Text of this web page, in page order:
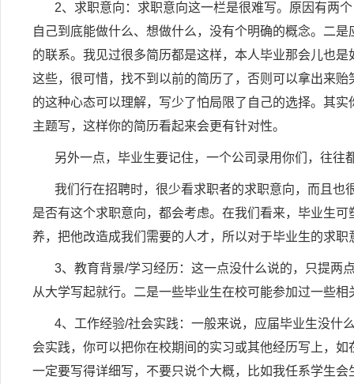
2、求职意向：求职意向这一栏是很难写。原因有两
自己到底能做什么、想做什么，没有个明确的概念。二
的联系。我见过很多简历都是这样，本人毕业那会儿也
这些，很可惜，找不到以前的简历了，否则可以拿出来
的这种心态可以理解，写少了怕局限了自己的选择。其
主题写，这样你的简历看起来会更有针对性。
另外一点，毕业生要记住，一个公司录用你们，往
我们行在招聘时，很少看求职者的求职意向，而且
是否有这个求职意向，都会考虑。在我们看来，毕业生
养，把他改造成我们需要的人才，所以对于毕业生的求职
3、教育背景/学习经历：这一点没什么说的，只提两
从大学写起就行。二是一些毕业生在校可能参加过一些
4、工作经验/社会实践：一般来说，应届毕业生没什
会实践，你可以把你在校期间的实习或其他经历写上，
一定要写得详细写，不要只说个大概，比如我任系学生